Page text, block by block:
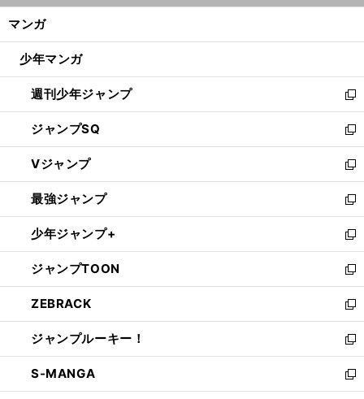
ン
ウ
開
く
マンガ
少年マンガ
週刊少年ジャンプ
新
し
い
ウ
ィ
ン
ド
ウ
で
開
く
ジャンプSQ
新
し
い
ウ
ィ
ン
ド
ウ
で
開
く
Vジャンプ
新
し
い
ウ
ィ
ン
ド
ウ
で
開
く
最強ジャンプ
新
し
い
ウ
ィ
ン
ド
ウ
で
開
く
少年ジャンプ+
新
し
い
ウ
ィ
ン
ド
ウ
で
開
ジャンプTOON
新
し
い
ウ
ィ
ン
ド
ウ
ZEBRACK
新
し
い
ウ
ィ
ン
ジャンプルーキー！
新
し
い
ウ
S-MANGA
新
し